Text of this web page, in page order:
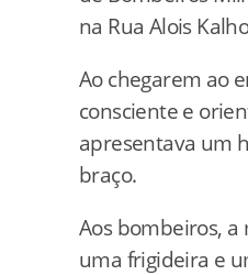
na Rua Alois
Ao chegarem ao
consciente e
apresentava um
braço.
Aos bombeiros,
uma frigideira e